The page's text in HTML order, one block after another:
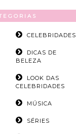
CELEBRIDADES
DICAS DE
BELEZA
LOOK DAS
CELEBRIDADES
MÚSICA
SÉRIES